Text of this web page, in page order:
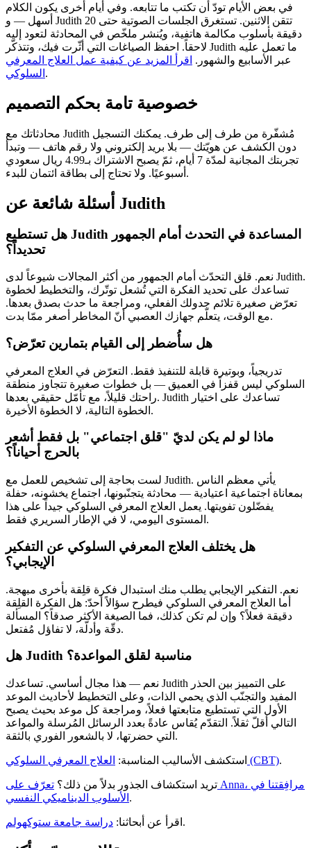
في بعض الأيام تودّ أن تكتب ما تتابعه. وفي أيام أخرى يكون الكلام
أسهل — و Judith تتقن الاثنين. تستغرق الجلسات الصوتية حتى 20
دقيقة بأسلوب مكالمة هاتفية، ويُنشر ملخّص في المحادثة لتعود إليه
لاحقاً. احفظ الصياغات التي أثّرت فيك، وتتذكّر Judith ما تعمل عليه
عبر الأسابيع والشهور. اقرأ المزيد عن كيفية عمل العلاج المعرفي
السلوكي .
خصوصية تامة بحكم التصميم
محادثاتك مع Judith مُشفّرة من طرف إلى طرف. يمكنك التسجيل
دون الكشف عن هويّتك — بلا بريد إلكتروني ولا رقم هاتف — وتبدأ
تجربتك المجانية لمدّة 7 أيام، ثمّ يصبح الاشتراك بـ4.99 ريال سعودي
أسبوعيًا. ولا تحتاج إلى بطاقة ائتمان للبدء.
أسئلة شائعة عن Judith
هل تستطيع Judith المساعدة في التحدث أمام الجمهور
تحديداً؟
نعم. قلق التحدّث أمام الجمهور من أكثر المجالات شيوعاً لدى Judith.
تساعدك على تحديد الفكرة التي تُشعل توتّرك، والتخطيط لخطوة
تعرّض صغيرة تلائم جدولك الفعلي، ومراجعة ما حدث بصدق بعدها.
مع الوقت، يتعلّم جهازك العصبي أنّ المخاطر أصغر ممّا بدت.
هل سأُضطر إلى القيام بتمارين تعرّض؟
تدريجياً، وبوتيرة قابلة للتنفيذ فقط. التعرّض في العلاج المعرفي
السلوكي ليس قفزاً في العميق — بل خطوات صغيرة تتجاوز منطقة
راحتك قليلاً، مع تأمّل حقيقي بعدها. Judith تساعدك على اختيار
الخطوة التالية، لا الخطوة الأخيرة.
ماذا لو لم يكن لديّ "قلق اجتماعي" بل فقط أشعر
بالحرج أحياناً؟
لست بحاجة إلى تشخيص للعمل مع Judith. يأتي معظم الناس
بمعاناة اجتماعية اعتيادية — محادثة يتجنّبونها، اجتماع يخشونه، حفلة
يفضّلون تفويتها. يعمل العلاج المعرفي السلوكي جيداً على هذا
المستوى اليومي، لا في الإطار السريري فقط.
هل يختلف العلاج المعرفي السلوكي عن التفكير
الإيجابي؟
نعم. التفكير الإيجابي يطلب منك استبدال فكرة قلِقة بأخرى مبهجة.
أما العلاج المعرفي السلوكي فيطرح سؤالاً أحدّ: هل الفكرة القلِقة
دقيقة فعلاً؟ وإن لم تكن كذلك، فما الصيغة الأكثر صدقاً؟ المسألة
دقّة وأدلّة، لا تفاؤل مُفتعل.
هل Judith مناسبة لقلق المواعدة؟
نعم — هذا مجال أساسي. تساعدك Judith على التمييز بين الحذر
المفيد والتجنّب الذي يحمي الذات، وعلى التخطيط لأحاديث الموعد
الأول التي تستطيع متابعتها فعلاً، ومراجعة كل موعد بحيث يصبح
التالي أقلّ ثقلاً. التقدّم يُقاس عادةً بعدد الرسائل المُرسلة والمواعد
التي حضرتها، لا بالشعور الفوري بالثقة.
استكشف الأساليب المناسبة: العلاج المعرفي السلوكي (CBT).
تريد استكشاف الجذور بدلاً من ذلك؟ تعرّف على Anna، مرافِقتنا في
الأسلوب الديناميكي النفسي .
اقرأ عن أبحاثنا: دراسة جامعة ستوكهولم .